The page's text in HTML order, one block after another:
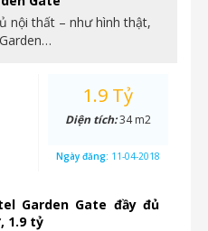
nội thất – như hình thật,
Garden Gate đầy đủ
1.9 tỷ
1.9 Tỷ
Diện tích:34 m2
Ngày đăng: 11-04-2018